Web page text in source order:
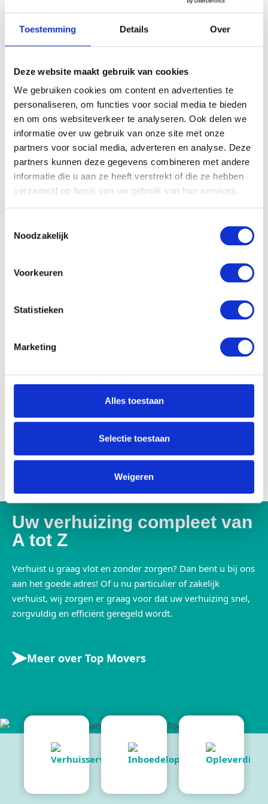
Toestemming Details Over
Deze website maakt gebruik van cookies
We gebruiken cookies om content en advertenties te
personaliseren, om functies voor social media te bieden
en om ons websiteverkeer te analyseren. Ook delen we
informatie over uw gebruik van onze site met onze
partners voor social media, adverteren en analyse. Deze
partners kunnen deze gegevens combineren met andere
informatie die u aan ze heeft verstrekt of die ze hebben
verzameld op basis van uw gebruik van hun services.
Noodzakelijk
Voorkeuren
Statistieken
Marketing
Alles toestaan
Selectie toestaan
Weigeren
Uw verhuizing compleet van
A tot Z
Verhuist u graag vlot en zonder zorgen? Dan bent u bij ons
aan het goede adres! Of u nu particulier of zakelijk
verhuist, wij zorgen er graag voor dat uw verhuizing snel,
zorgvuldig en efficiënt geregeld wordt.
Meer over Top Movers